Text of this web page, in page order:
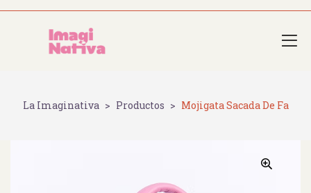
La Imaginativa > Productos > Mojigata Sacada De Fa